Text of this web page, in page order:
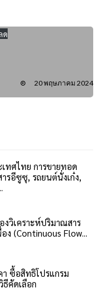
ด
20 พฤษภาคม 2024
ทศไทย การขายทอด
รอีซูซุ, รถยนต์นั่งเก๋ง,
งวิเคราะห์ปริมาณสาร
ง (Continuous Flow...
า ซื้อสิทธิโปรแกรม
ธีคัดเลือก